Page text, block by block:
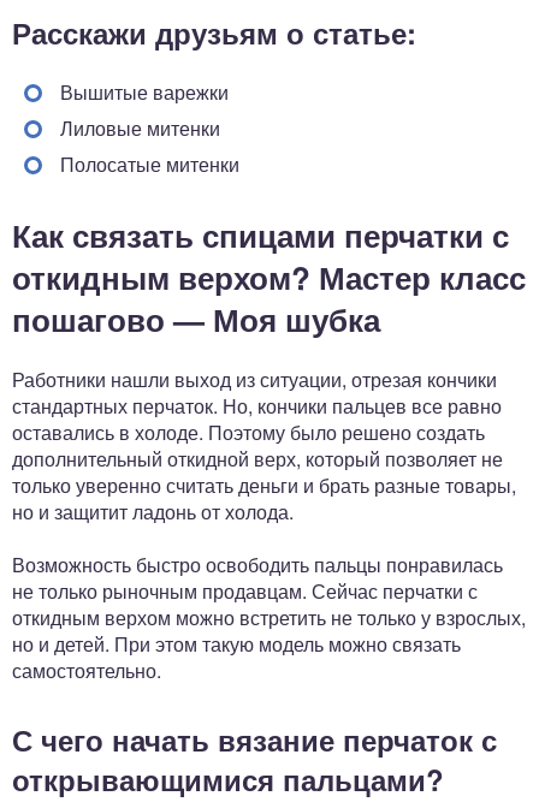
Расскажи друзьям о статье:
Вышитые варежки
Лиловые митенки
Полосатые митенки
Как связать спицами перчатки с
откидным верхом? Мастер класс
пошагово — Моя шубка
Работники нашли выход из ситуации, отрезая кончики
стандартных перчаток. Но, кончики пальцев все равно
оставались в холоде. Поэтому было решено создать
дополнительный откидной верх, который позволяет не
только уверенно считать деньги и брать разные товары,
но и защитит ладонь от холода.
Возможность быстро освободить пальцы понравилась
не только рыночным продавцам. Сейчас перчатки с
откидным верхом можно встретить не только у взрослых,
но и детей. При этом такую модель можно связать
самостоятельно.
С чего начать вязание перчаток с
открывающимися пальцами?